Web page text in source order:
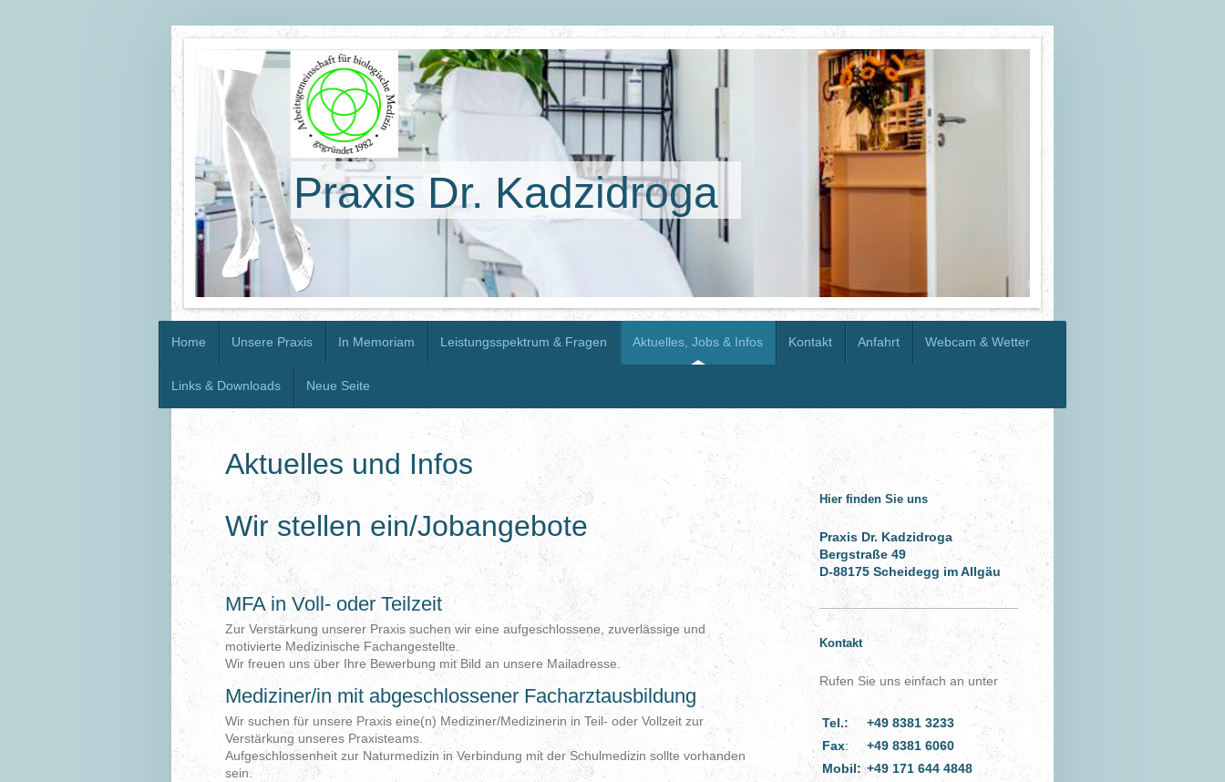
Praxis Dr. Kadzidroga
Home Unsere Praxis In Memoriam Leistungsspektrum & Fragen Aktuelles, Jobs & Infos Kontakt Anfahrt Webcam & Wetter
Links & Downloads Neue Seite
Aktuelles und Infos
Wir stellen ein/Jobangebote
MFA in Voll- oder Teilzeit
Zur Verstärkung unserer Praxis suchen wir eine aufgeschlossene, zuverlässige und
motivierte Medizinische Fachangestellte.
Wir freuen uns über Ihre Bewerbung mit Bild an unsere Mailadresse.
Mediziner/in mit abgeschlossener Facharztausbildung
Wir suchen für unsere Praxis eine(n) Mediziner/Medizinerin in Teil- oder Vollzeit zur
Verstärkung unseres Praxisteams.
Aufgeschlossenheit zur Naturmedizin in Verbindung mit der Schulmedizin sollte vorhanden
sein.
Hier finden Sie uns
Praxis Dr. Kadzidroga
Bergstraße 49
D-88175 Scheidegg im Allgäu
Kontakt
Rufen Sie uns einfach an unter
Tel.:
+49 8381 3233
Fax:
+49 8381 6060
Mobil: +49 171 644 4848